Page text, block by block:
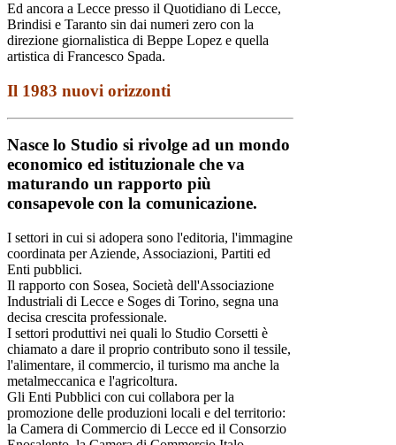
Ed ancora a Lecce presso il Quotidiano di Lecce,
Brindisi e Taranto sin dai numeri zero con la
direzione giornalistica di Beppe Lopez e quella
artistica di Francesco Spada.
Il 1983 nuovi orizzonti
Nasce lo Studio si rivolge ad un mondo
economico ed istituzionale che va
maturando un rapporto più
consapevole con la comunicazione.
I settori in cui si adopera sono l'editoria, l'immagine
coordinata per Aziende, Associazioni, Partiti ed
Enti pubblici.
Il rapporto con Sosea, Società dell'Associazione
Industriali di Lecce e Soges di Torino, segna una
decisa crescita professionale.
I settori produttivi nei quali lo Studio Corsetti è
chiamato a dare il proprio contributo sono il tessile,
l'alimentare, il commercio, il turismo ma anche la
metalmeccanica e l'agricoltura.
Gli Enti Pubblici con cui collabora per la
promozione delle produzioni locali e del territorio:
la Camera di Commercio di Lecce ed il Consorzio